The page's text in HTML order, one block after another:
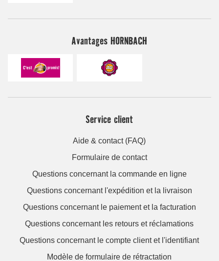
Avantages HORNBACH
Service client
Aide & contact (FAQ)
Formulaire de contact
Questions concernant la commande en ligne
Questions concernant l'expédition et la livraison
Questions concernant le paiement et la facturation
Questions concernant les retours et réclamations
Questions concernant le compte client et l'identifiant
Modèle de formulaire de rétractation